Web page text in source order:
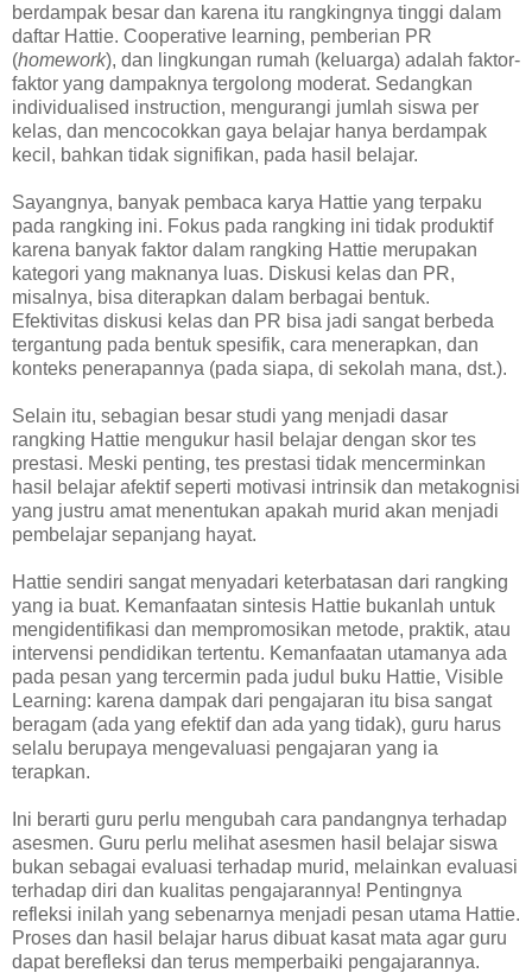
berdampak besar dan karena itu rangkingnya tinggi dalam
daftar Hattie. Cooperative learning, pemberian PR
(homework), dan lingkungan rumah (keluarga) adalah faktor-
faktor yang dampaknya tergolong moderat. Sedangkan
individualised instruction, mengurangi jumlah siswa per
kelas, dan mencocokkan gaya belajar hanya berdampak
kecil, bahkan tidak signifikan, pada hasil belajar.
Sayangnya, banyak pembaca karya Hattie yang terpaku
pada rangking ini. Fokus pada rangking ini tidak produktif
karena banyak faktor dalam rangking Hattie merupakan
kategori yang maknanya luas. Diskusi kelas dan PR,
misalnya, bisa diterapkan dalam berbagai bentuk.
Efektivitas diskusi kelas dan PR bisa jadi sangat berbeda
tergantung pada bentuk spesifik, cara menerapkan, dan
konteks penerapannya (pada siapa, di sekolah mana, dst.).
Selain itu, sebagian besar studi yang menjadi dasar
rangking Hattie mengukur hasil belajar dengan skor tes
prestasi. Meski penting, tes prestasi tidak mencerminkan
hasil belajar afektif seperti motivasi intrinsik dan metakognisi
yang justru amat menentukan apakah murid akan menjadi
pembelajar sepanjang hayat.
Hattie sendiri sangat menyadari keterbatasan dari rangking
yang ia buat. Kemanfaatan sintesis Hattie bukanlah untuk
mengidentifikasi dan mempromosikan metode, praktik, atau
intervensi pendidikan tertentu. Kemanfaatan utamanya ada
pada pesan yang tercermin pada judul buku Hattie, Visible
Learning: karena dampak dari pengajaran itu bisa sangat
beragam (ada yang efektif dan ada yang tidak), guru harus
selalu berupaya mengevaluasi pengajaran yang ia
terapkan.
Ini berarti guru perlu mengubah cara pandangnya terhadap
asesmen. Guru perlu melihat asesmen hasil belajar siswa
bukan sebagai evaluasi terhadap murid, melainkan evaluasi
terhadap diri dan kualitas pengajarannya! Pentingnya
refleksi inilah yang sebenarnya menjadi pesan utama Hattie.
Proses dan hasil belajar harus dibuat kasat mata agar guru
dapat berefleksi dan terus memperbaiki pengajarannya.